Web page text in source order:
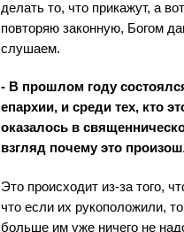
делать то, что прикажут, а
повторяю законную, Богом
слушаем.
- В прошлом году
епархии, и среди тех, кто
оказалось в
взгляд почему это
Это происходит из-за того,
что если их рукоположили,
больше им уже ничего не